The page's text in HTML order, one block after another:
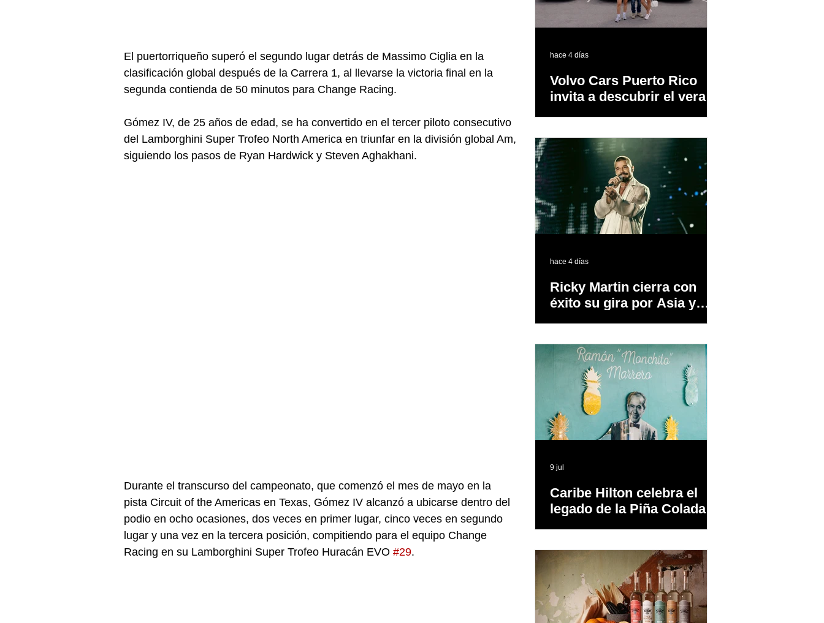
El puertorriqueño superó el segundo lugar detrás de Massimo Ciglia en la
clasificación global después de la Carrera 1, al llevarse la victoria final en la
segunda contienda de 50 minutos para Change Racing.
Gómez IV, de 25 años de edad, se ha convertido en el tercer piloto consecutivo
del Lamborghini Super Trofeo North America en triunfar en la división global Am,
siguiendo los pasos de Ryan Hardwick y Steven Aghakhani.
Durante el transcurso del campeonato, que comenzó el mes de mayo en la
pista Circuit of the Americas en Texas, Gómez IV alcanzó a ubicarse dentro del
podio en ocho ocasiones, dos veces en primer lugar, cinco veces en segundo
lugar y una vez en la tercera posición, compitiendo para el equipo Change
Racing en su Lamborghini Super Trofeo Huracán EVO #29.
Volvo Cars Puerto Rico
invita a descubrir el verano
hace 4 días
Ricky Martin cierra con
éxito su gira por Asia y
hace 4 días
Caribe Hilton celebra el
legado de la Piña Colada,
9 jul